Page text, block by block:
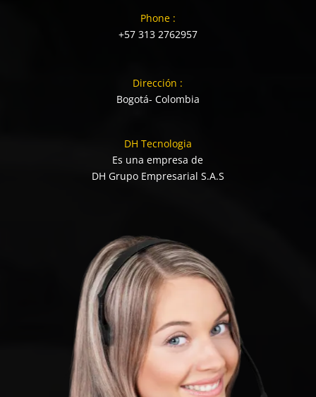
Phone :
+57 313 2762957
Dirección :
Bogotá- Colombia
DH Tecnologia
Es una empresa de
DH Grupo Empresarial S.A.S